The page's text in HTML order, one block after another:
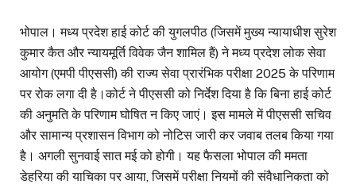
भोपाल। मध्य प्रदेश हाई कोर्ट की युगलपीठ (जिसमें मुख्य न्यायाधीश सुरेश
कुमार कैत और न्यायमूर्ति विवेक जैन शामिल हैं) ने मध्य प्रदेश लोक सेवा
आयोग (एमपी पीएससी) की राज्य सेवा प्रारंभिक परीक्षा 2025 के परिणाम
पर रोक लगा दी है।कोर्ट ने पीएससी को निर्देश दिया है कि बिना हाई कोर्ट
की अनुमति के परिणाम घोषित न किए जाएं। इस मामले में पीएससी सचिव
और सामान्य प्रशासन विभाग को नोटिस जारी कर जवाब तलब किया गया
है। अगली सुनवाई सात मई को होगी। यह फैसला भोपाल की ममता
डेहरिया की याचिका पर आया, जिसमें परीक्षा नियमों की संवैधानिकता को